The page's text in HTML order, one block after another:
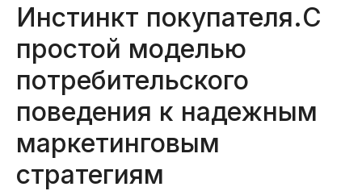
Инстинкт покупателя.С
простой моделью
потребительского
поведения к надежным
маркетинговым
стратегиям